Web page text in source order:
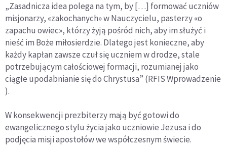
„Zasadnicza idea polega na tym, by […] formować uczniów
misjonarzy, «zakochanych» w Nauczycielu, pasterzy «o
zapachu owiec», którzy żyją pośród nich, aby im służyć i
nieść im Boże miłosierdzie. Dlatego jest konieczne, aby
każdy kapłan zawsze czuł się uczniem w drodze, stale
potrzebującym całościowej formacji, rozumianej jako
ciągłe upodabnianie się do Chrystusa” (RFIS Wprowadzenie
).
W konsekwencji prezbiterzy mają być gotowi do
ewangelicznego stylu życia jako uczniowie Jezusa i do
podjęcia misji apostołów we współczesnym świecie.